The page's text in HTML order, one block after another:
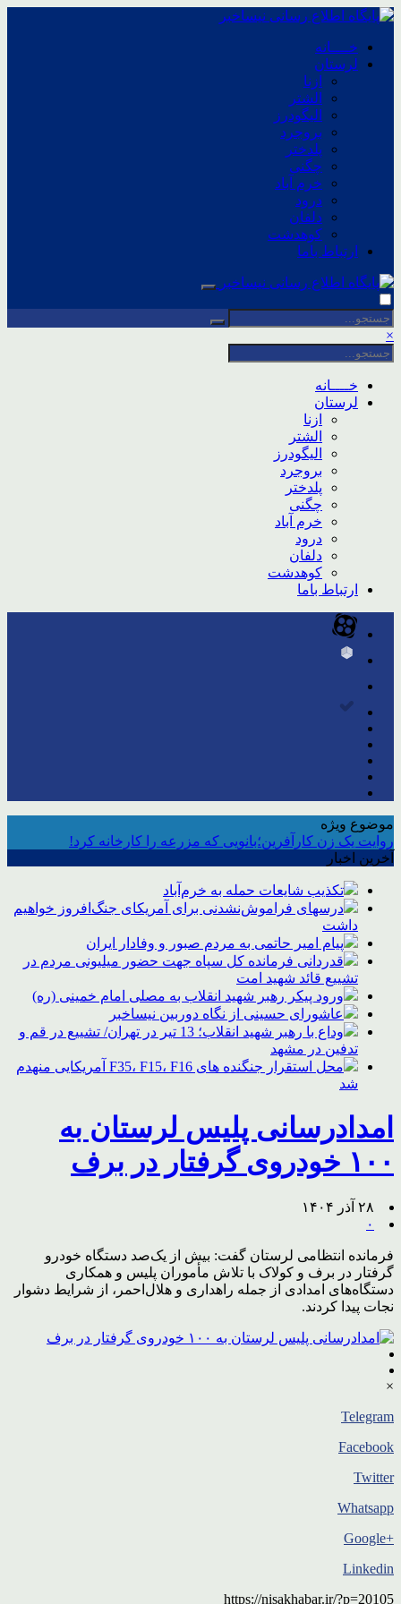
خــــانه
لرستان
ازنا
الشتر
الیگودرز
بروجرد
پلدختر
چگنی
خرم آباد
درود
دلفان
کوهدشت
ارتباط باما
×
خــــانه
لرستان
ازنا
الشتر
الیگودرز
بروجرد
پلدختر
چگنی
خرم آباد
درود
دلفان
کوهدشت
ارتباط باما
موضوع ویژه
روایت یک زن کارآفرین؛بانویی که مزرعه را کارخانه کرد!
آخرین اخبار
تکذیب شایعات حمله به خرم‌آباد
درسهای فراموش‌نشدنی برای آمریکای جنگ‌افروز خواهیم
داشت
پیام امیر حاتمی به مردم صبور و وفادار ایران
قدردانی فرمانده کل سپاه جهت حضور میلیونی مردم در
تشییع قائد شهید امت
ورود پیکر رهبر شهید انقلاب به مصلی امام خمینی (ره)
عاشورای حسینی از نگاه دوربین نیساخبر
وداع با رهبر شهید انقلاب؛ 13 تیر در تهران/ تشییع در قم و
تدفین در مشهد
محل استقرار جنگنده های F35، F15، F16 آمریکایی منهدم
شد
امدادرسانی پلیس لرستان به
۱۰۰ خودروی گرفتار در برف
۲۸ آذر ۱۴۰۴
۰
فرمانده انتظامی لرستان گفت: بیش از یک‌صد دستگاه خودرو
گرفتار در برف و کولاک با تلاش مأموران پلیس و همکاری
دستگاه‌های امدادی از جمله راهداری و هلال‌احمر، از شرایط دشوار
نجات پیدا کردند.
×
Telegram
Facebook
Twitter
Whatsapp
+Google
Linkedin
https://nisakhabar.ir/?p=20105